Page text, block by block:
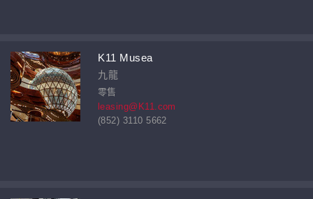
K11 Musea
九龍
零售
leasing@K11.com
(852) 3110 5662